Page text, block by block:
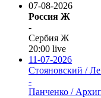
07-08-2026
Россия Ж
-
Сербия Ж
20:00 live
11-07-2026
Стояновский /
-
Панченко /